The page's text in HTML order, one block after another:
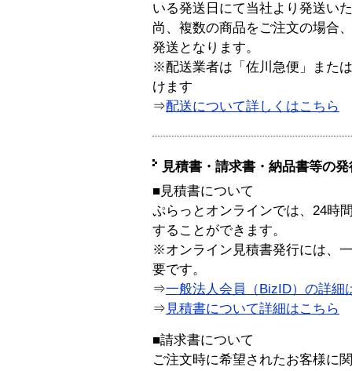
いる発送日にて当社より発送い
尚、複数の商品をご注文の場合
発送となります。
※配送業者は「佐川急便」また
けます
⇒配送について詳しくはこちら
見積書・請求書・納品書等の
■見積書について
ぷらっとオンラインでは、24時
することができます。
※オンライン見積書発行には、
要です。
⇒一般法人会員（BizID）の詳細
⇒ 見積書について詳細はこちら
■請求書について
ご注文時に希望されたお客様に